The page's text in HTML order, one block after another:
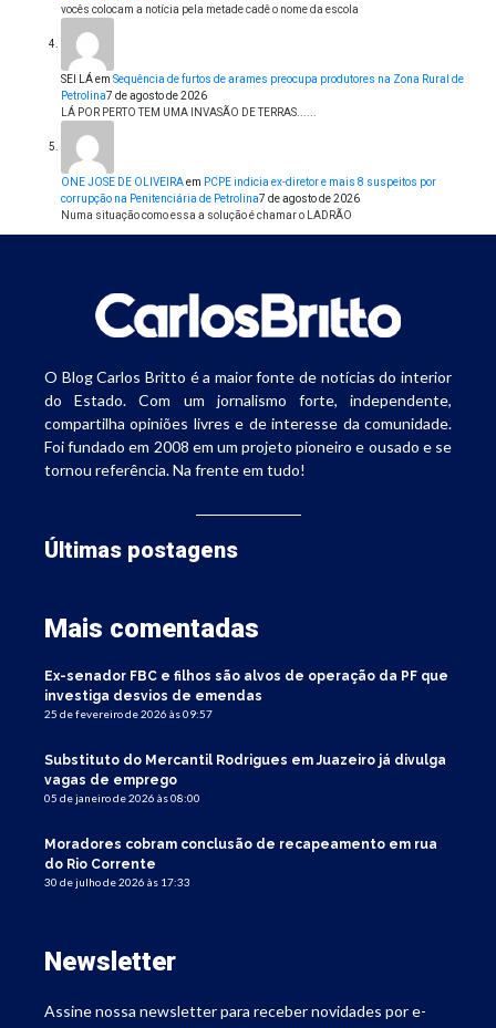
vocês colocam a notícia pela metade cadê o nome da escola
SEI LÁem Sequência de furtos de arames preocupa produtores na Zona Rural de
Petrolina7 de agosto de 2026
LÁ POR PERTO TEM UMA INVASÃO DE TERRAS......
ONE JOSE DE OLIVEIRAem PCPE indicia ex-diretor e mais 8 suspeitos por
corrupção na Penitenciária de Petrolina7 de agosto de 2026
Numa situação como essa a solução é chamar o LADRÃO
O Blog Carlos Britto é a maior fonte de notícias do interior
do Estado. Com um jornalismo forte, independente,
compartilha opiniões livres e de interesse da comunidade.
Foi fundado em 2008 em um projeto pioneiro e ousado e se
tornou referência. Na frente em tudo!
Últimas postagens
Mais comentadas
Ex-senador FBC e filhos são alvos de operação da PF que
investiga desvios de emendas
25 de fevereiro de 2026 às 09:57
Substituto do Mercantil Rodrigues em Juazeiro já divulga
vagas de emprego
05 de janeiro de 2026 às 08:00
Moradores cobram conclusão de recapeamento em rua
do Rio Corrente
30 de julho de 2026 às 17:33
Newsletter
Assine nossa newsletter para receber novidades por e-